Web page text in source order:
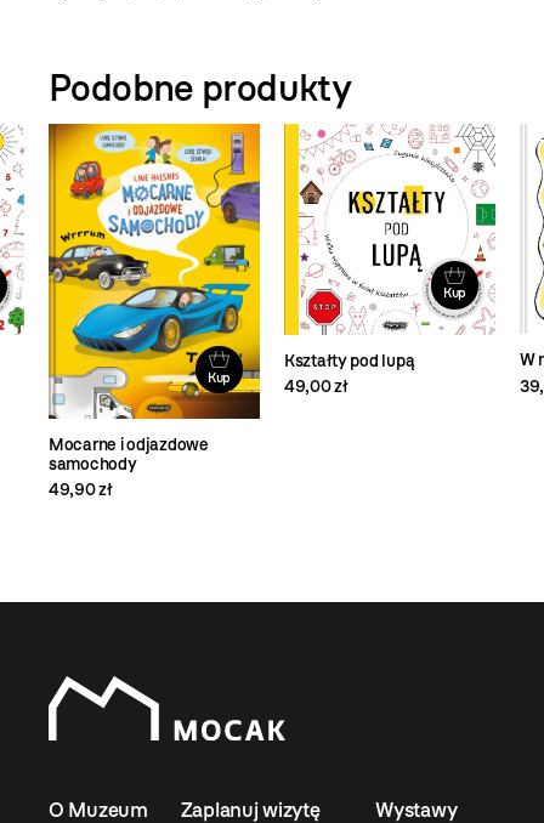
Podobne produkty
Kup
Mocarne i odjazdowe
samochody
49,90 zł
Kup
Kształty pod lupą
49,00 zł
W
O Muzeum Zaplanuj wizytę Wystawy